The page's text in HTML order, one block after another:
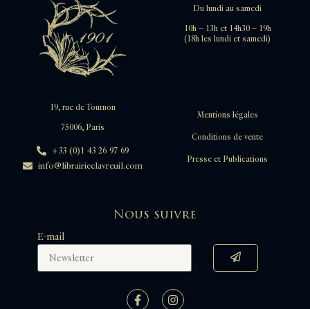
Du lundi au samedi
10h – 13h et 14h30 – 19h
(18h les lundi et samedi)
19, rue de Tournon
75006, Paris
+33 (0)1 43 26 97 69
info@librairieclavreuil.com
Mentions légales
Conditions de vente
Presse et Publications
Nous suivre
E-mail